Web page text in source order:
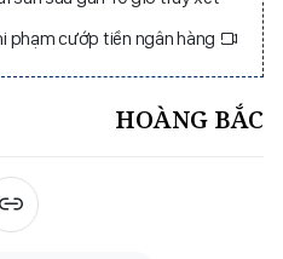
phạm cướp tiền ngân hàng
HOÀNG BẮC